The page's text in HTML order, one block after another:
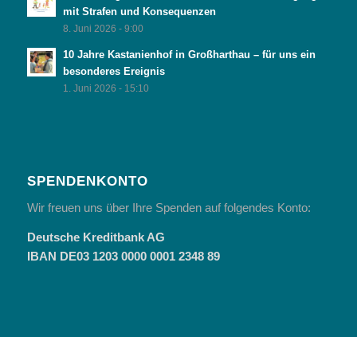
mit Strafen und Konsequenzen
8. Juni 2026 - 9:00
10 Jahre Kastanienhof in Großharthau – für uns ein
besonderes Ereignis
1. Juni 2026 - 15:10
SPENDENKONTO
Wir freuen uns über Ihre Spenden auf folgendes Konto:
Deutsche Kreditbank AG
IBAN DE03 1203 0000 0001 2348 89